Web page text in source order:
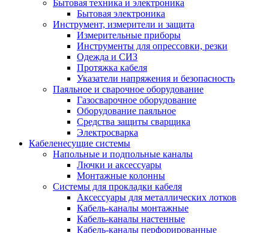
Бытовая техника и электроника
Бытовая электроника
Инструмент, измерители и защита
Измерительные приборы
Инструменты для опрессовки, резки
Одежда и СИЗ
Протяжка кабеля
Указатели напряжения и безопасность
Паяльное и сварочное оборудование
Газосварочное оборудование
Оборудование паяльное
Средства защиты сварщика
Электросварка
Кабеленесущие системы
Напольные и подпольные каналы
Лючки и аксессуары
Монтажные колонны
Системы для прокладки кабеля
Аксессуары для металлических лотков
Кабель-каналы монтажные
Кабель-каналы настенные
Кабель-каналы перфорированные